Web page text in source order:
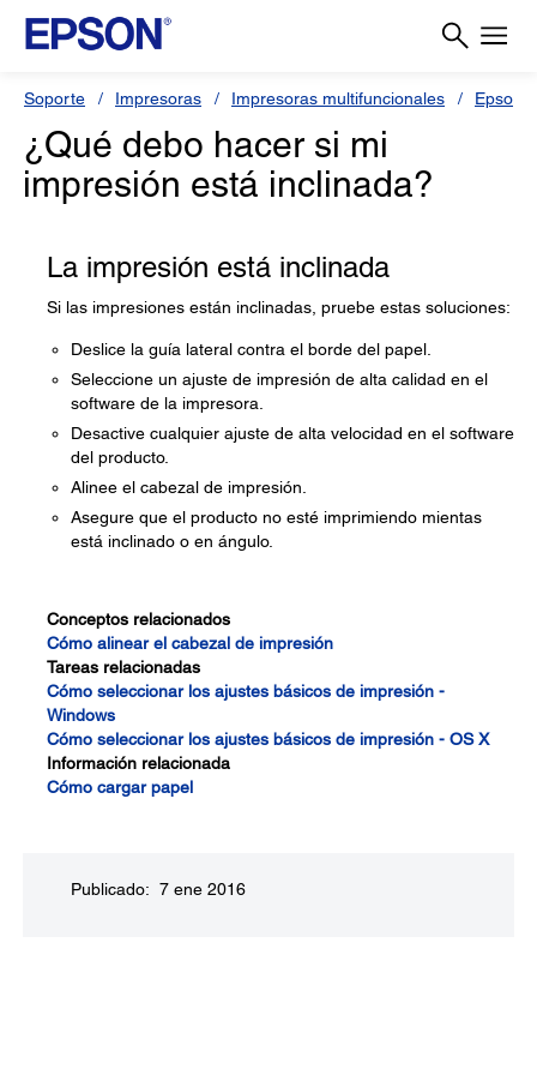
Soporte Impresoras Impresoras multifuncionales Epson L
¿Qué debo hacer si mi
impresión está inclinada?
La impresión está inclinada
Si las impresiones están inclinadas, pruebe estas soluciones:
Deslice la guía lateral contra el borde del papel.
Seleccione un ajuste de impresión de alta calidad en el
software de la impresora.
Desactive cualquier ajuste de alta velocidad en el software
del producto.
Alinee el cabezal de impresión.
Asegure que el producto no esté imprimiendo mientas
está inclinado o en ángulo.
Conceptos relacionados
Cómo alinear el cabezal de impresión
Tareas relacionadas
Cómo seleccionar los ajustes básicos de impresión -
Windows
Cómo seleccionar los ajustes básicos de impresión - OS X
Información relacionada
Cómo cargar papel
Publicado: 7 ene 2016